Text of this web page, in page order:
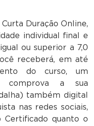
Duração Online,
individual final e
ou superior a 7,0
receberá, em até
do curso, um
comprova a sua
também digital
nas redes sociais,
quanto o